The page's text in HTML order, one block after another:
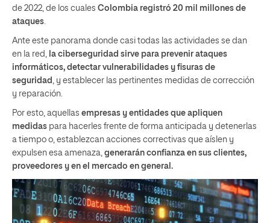
de 2022, de los cuales Colombia registró 20 mil millones de
ataques
Ante este panorama donde casi todas las actividades se dan
en la red,
la ciberseguridad sirve para prevenir ataques
informáticos, detectar vulnerabilidades y fisuras de
seguridad
, y establecer las pertinentes medidas de corrección
y reparación.
Por esto, aquellas empresas y entidades que apliquen
medidas para hacerles frente de forma anticipada y detenerlas
a tiempo o, establezcan acciones correctivas que aíslen y
expulsen esa amenaza, generarán confianza en sus clientes,
proveedores y en el mercado en general.